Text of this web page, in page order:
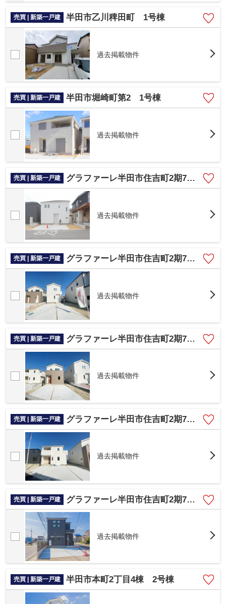
売買 | 新築一戸建 半田市乙川稗田町 1号棟
過去掲載物件
売買 | 新築一戸建 半田市堀崎町第2 1号棟
過去掲載物件
売買 | 新築一戸建 グラファーレ半田市住吉町2期7棟 6号棟
過去掲載物件
売買 | 新築一戸建 グラファーレ半田市住吉町2期7棟 4号棟
過去掲載物件
売買 | 新築一戸建 グラファーレ半田市住吉町2期7棟 3号棟
過去掲載物件
売買 | 新築一戸建 グラファーレ半田市住吉町2期7棟 2号棟
過去掲載物件
売買 | 新築一戸建 グラファーレ半田市住吉町2期7棟 1号棟
過去掲載物件
売買 | 新築一戸建 半田市本町2丁目4棟 2号棟